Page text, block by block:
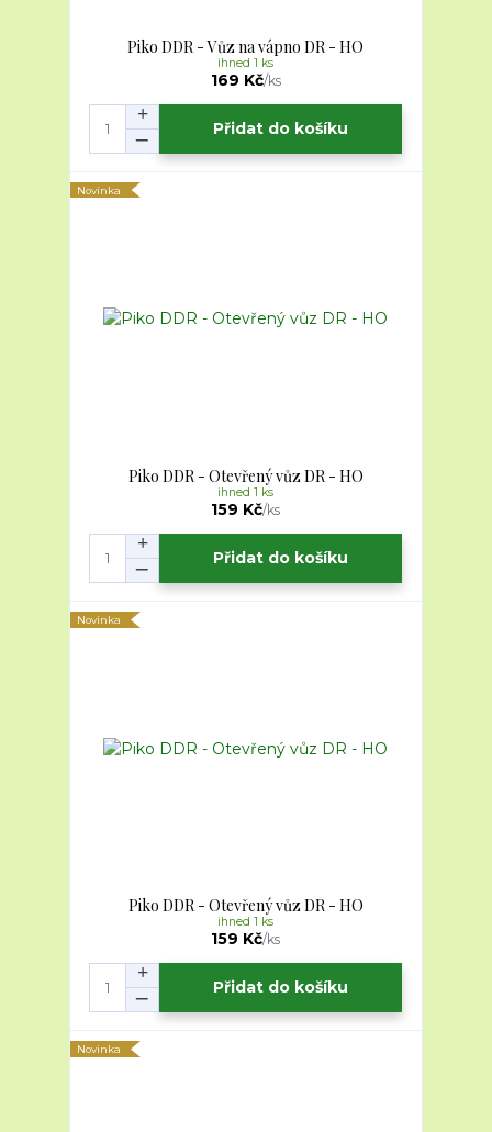
Piko DDR - Vůz na vápno DR - HO
169 Kč/ks
ihned 1 ks
Přidat do košíku
Novinka
Piko DDR - Otevřený vůz DR - HO
159 Kč/ks
ihned 1 ks
Přidat do košíku
Novinka
Piko DDR - Otevřený vůz DR - HO
159 Kč/ks
ihned 1 ks
Přidat do košíku
Novinka